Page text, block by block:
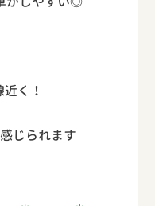
く！
じられます